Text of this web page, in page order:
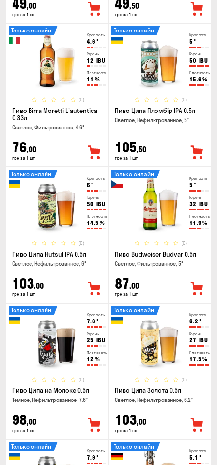
49,00
грн за 1 шт
49,50
грн за 1 шт
Крепость
4.6 °
Горечь
12 IBU
Плотность
11 %
(0)
Только онлайн
Пиво Birra Moretti L'autentica
0.33л
Светлое, Фильтрованное, 4.6°
76,00
грн за 1 шт
Крепость
5 °
Горечь
50 IBU
Плотность
15.6 %
(0)
Только онлайн
Пиво Ципа Пломбір IPA 0.5л
Светлое, Нефильтрованное, 5°
105,50
грн за 1 шт
Крепость
6 °
Горечь
50 IBU
Плотность
14.5 %
(0)
Только онлайн
Пиво Ципа Hutsul IPA 0.5л
Светлое, Нефильтрованное, 6°
103,00
грн за 1 шт
Крепость
5 °
Горечь
32 IBU
Плотность
11.9 %
(0)
Только онлайн
Пиво Budweiser Budvar 0.5л
Светлое, Фильтрованное, 5°
87,00
грн за 1 шт
Крепость
7.6 °
Горечь
25 IBU
Плотность
12 %
(0)
Только онлайн
Пиво Ципа на Молоке 0.5л
Темное, Нефильтрованное, 7.6°
98,00
грн за 1 шт
Крепость
6.2 °
Горечь
27 IBU
Плотность
17.5 %
(0)
Только онлайн
Пиво Ципа Золота 0.5л
Светлое, Нефильтрованное, 6.2°
103,00
грн за 1 шт
Крепость
7.9 °
Только онлайн
Крепость
5.1 °
Только онлайн